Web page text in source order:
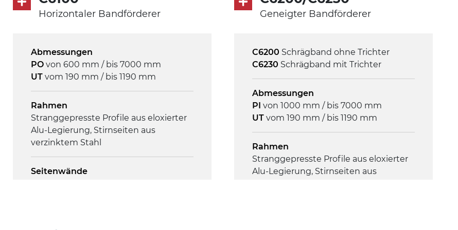
3Ph
3,4 m/Minute
Steuerung
On/Off, E-Stopp, Motor-
Überlastungsschutz
Mehrfachspannung 230/400Vac-50Hz-
Geschwindigkeit
3,4 m/Minute
Steuerung
On/Off, E-Stopp, Motor-
Überlastungsschutz
Horizontaler Bandförderer
Abmessungen
PO von 600 mm / bis 7000 mm
UT vom 190 mm / bis 1190 mm
Rahmen
Stranggepresste Profile aus eloxierter
Alu-Legierung, Stirnseiten aus
verzinktem Stahl
Seitenwände
Geneigter Bandförderer
C6200 Schrägband ohne Trichter
C6230 Schrägband mit Trichter
Abmessungen
PIvon 1000 mm / bis 7000 mm
UTvom 190 mm / bis 1190 mm
Rahmen
Stranggepresste Profile aus eloxierter
Alu-Legierung, Stirnseiten aus